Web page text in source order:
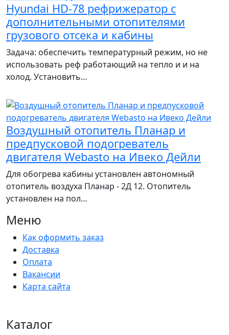
Hyundai HD-78 рефрижератор с
дополнительными отопителями
грузового отсека и кабины
Задача: обеспечить температурный режим, но не
использовать реф работающий на тепло и и на
холод. Установить…
Воздушный отопитель Планар и
предпусковой подогреватель
двигателя Webasto на Ивеко Дейли
Для обогрева кабины установлен автономный
отопитель воздуха Планар - 2Д 12. Отопитель
установлен на пол…
Меню
Как оформить заказ
Доставка
Оплата
Вакансии
Карта сайта
Каталог